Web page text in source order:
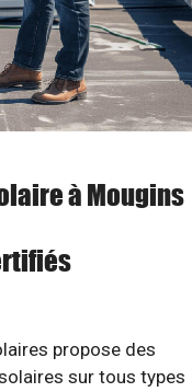
à Mougins
propose des
sur tous types